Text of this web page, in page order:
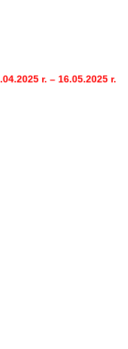
r. – 16.05.2025 r.